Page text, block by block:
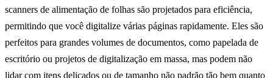
scanners de alimentação de folhas são projetados para eficiência,
permitindo que você digitalize várias páginas rapidamente. Eles são
perfeitos para grandes volumes de documentos, como papelada de
escritório ou projetos de digitalização em massa, mas podem não
lidar com itens delicados ou de tamanho não padrão tão bem quanto